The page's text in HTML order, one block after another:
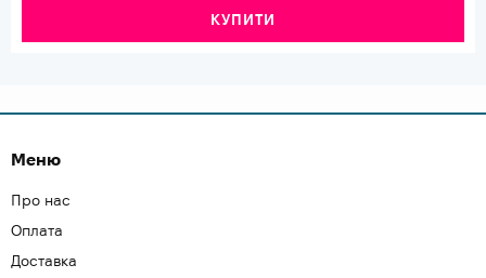
КУПИТИ
Меню
Про нас
Оплата
Доставка